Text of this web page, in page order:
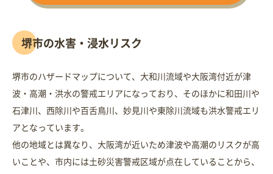
堺市の水害・浸水リスク
堺市のハザードマップについて、大和川流域や大阪湾付近が津
波・高潮・洪水の警戒エリアになっており、そのほかに和田川や
石津川、西除川や百舌鳥川、妙見川や東除川流域も洪水警戒エリ
アとなっています。
他の地域とは異なり、大阪湾が近いため津波や高潮のリスクが高
いことや、市内には土砂災害警戒区域が点在していることから、